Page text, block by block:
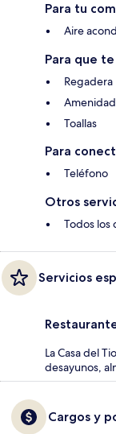
Para tu
Aire
Para que
Regadera
Toallas
Para
Teléfono
Otros
Todos los
Servicios
La Casa del
desayunos,
Cargos y